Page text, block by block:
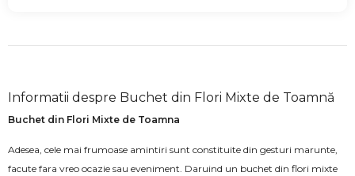
Informatii despre Buchet din Flori Mixte de Toamnă
Buchet din Flori Mixte de Toamna
Adesea, cele mai frumoase amintiri sunt constituite din gesturi marunte,
facute fara vreo ocazie sau eveniment. Daruind un buchet din flori mixte